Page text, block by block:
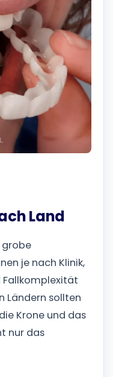
Land
grobe
je nach Klinik,
Fallkomplexität
Ländern sollten
Krone und das
nur das